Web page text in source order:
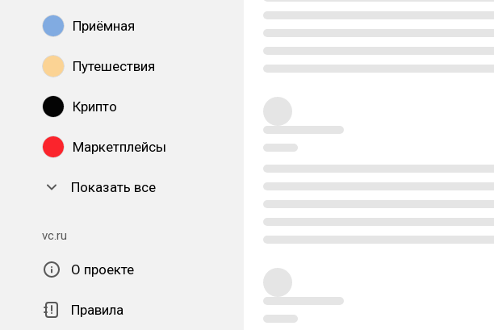
Приёмная
Путешествия
Крипто
Маркетплейсы
Показать все
vc.ru
О проекте
Правила